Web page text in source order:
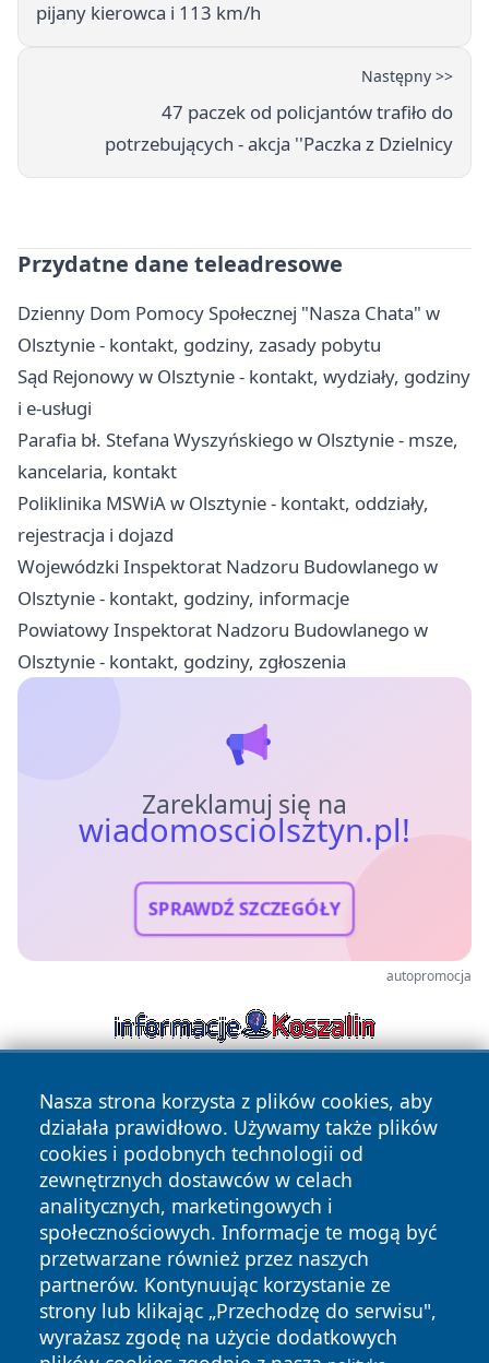
pijany kierowca i 113 km/h
Następny >>
47 paczek od policjantów trafiło do
potrzebujących - akcja ''Paczka z Dzielnicy
Przydatne dane teleadresowe
Dzienny Dom Pomocy Społecznej "Nasza Chata" w
Olsztynie - kontakt, godziny, zasady pobytu
Sąd Rejonowy w Olsztynie - kontakt, wydziały, godziny
i e-usługi
Parafia bł. Stefana Wyszyńskiego w Olsztynie - msze,
kancelaria, kontakt
Poliklinika MSWiA w Olsztynie - kontakt, oddziały,
rejestracja i dojazd
Wojewódzki Inspektorat Nadzoru Budowlanego w
Olsztynie - kontakt, godziny, informacje
Powiatowy Inspektorat Nadzoru Budowlanego w
Olsztynie - kontakt, godziny, zgłoszenia
Zareklamuj się na
wiadomosciolsztyn.pl!
SPRAWDŹ SZCZEGÓŁY
autopromocja
Nasza strona korzysta z plików cookies, aby
działała prawidłowo. Używamy także plików
cookies i podobnych technologii od
zewnętrznych dostawców w celach
analitycznych, marketingowych i
społecznościowych. Informacje te mogą być
przetwarzane również przez naszych
partnerów. Kontynuując korzystanie ze
strony lub klikając „Przechodzę do serwisu",
wyrażasz zgodę na użycie dodatkowych
Copyright © 2026 wiadomosciolsztyn.pl Wszystkie prawa
zastrzeżone.
News Autorzy
Polityka
Prywatności
Polityka
Cookies